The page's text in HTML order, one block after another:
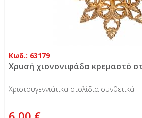
Κωδ.: 63179
Χρυσή χιονονιφάδα κρεμαστό
Χριστουγεννιάτικα στολίδια συνθετικά